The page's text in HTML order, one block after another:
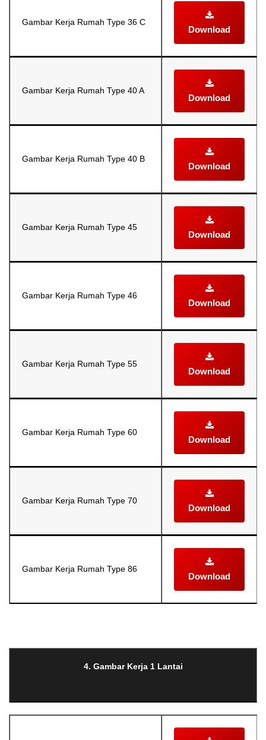
Gambar Kerja Rumah Type 36 C
Download
Gambar Kerja Rumah Type 40 A
Download
Gambar Kerja Rumah Type 40 B
Download
Gambar Kerja Rumah Type 45
Download
Gambar Kerja Rumah Type 46
Download
Gambar Kerja Rumah Type 55
Download
Gambar Kerja Rumah Type 60
Download
Gambar Kerja Rumah Type 70
Download
Gambar Kerja Rumah Type 86
Download
4. Gambar Kerja 1 Lantai